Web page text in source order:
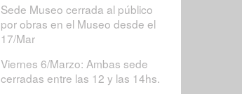
Sede Museo cerrada al público
por obras en el Museo desde el
17/Mar
Viernes 6/Marzo: Ambas sede
cerradas entre las 12 y las 14hs.